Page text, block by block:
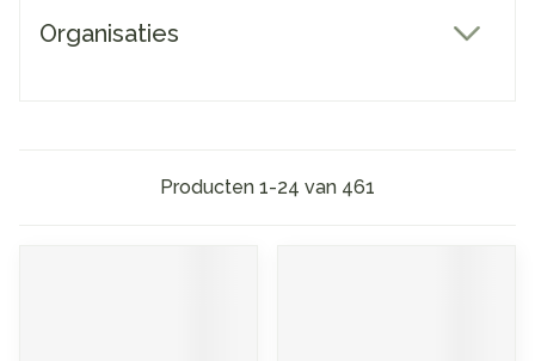
Organisaties
Producten 1-24 van 461